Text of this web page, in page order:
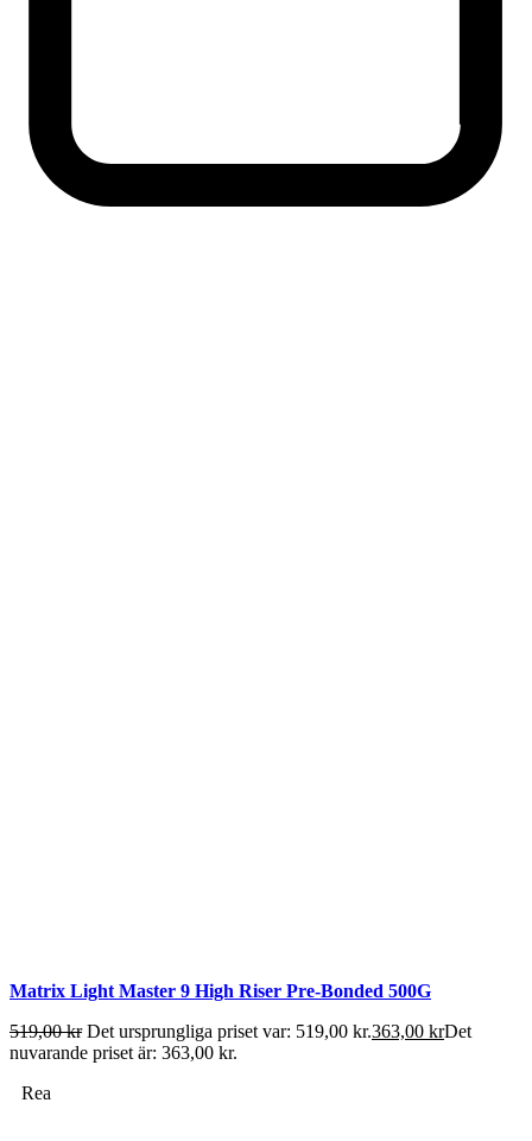
Matrix Light Master 9 High Riser Pre-Bonded 500G
519,00kr Det ursprungliga priset var: 519,00 kr.363,00 krDet
nuvarande priset är: 363,00 kr.
Rea